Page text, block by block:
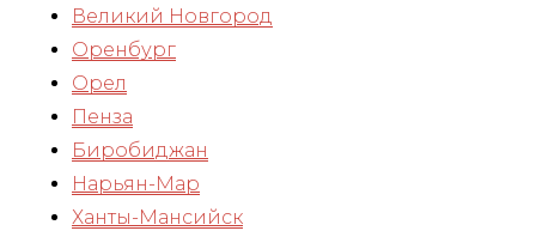
Великий Новгород
Оренбург
Орел
Пенза
Биробиджан
Нарьян-Мар
Ханты-Мансийск